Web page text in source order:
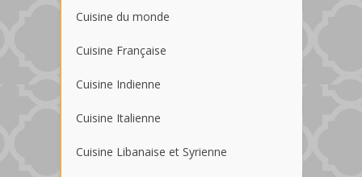
Cuisine du monde
Cuisine Française
Cuisine Indienne
Cuisine Italienne
Cuisine Libanaise et Syrienne